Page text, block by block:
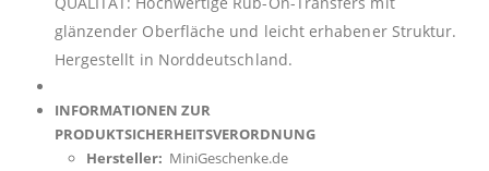
glänzender Oberfläche und leicht erhabener Struktur.
Hergestellt in Norddeutschland.
INFORMATIONEN ZUR
PRODUKTSICHERHEITSVERORDNUNG
Hersteller: MiniGeschenke.de